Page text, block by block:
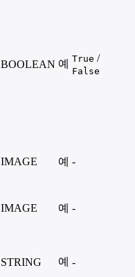
BOOLEAN 예 True /
False
IMAGE 예 -
IMAGE 예 -
STRING 예 -